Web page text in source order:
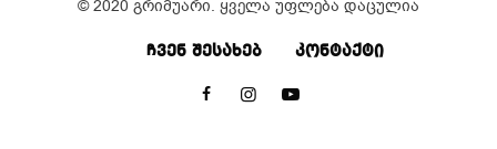
© 2020 გრიმუარი. ყველა უფლება დაცულია
ᲩᲕᲔᲜ ᲨᲔᲡᲐᲮᲔᲑ ᲙᲝᲜᲢᲐᲥᲢᲘ